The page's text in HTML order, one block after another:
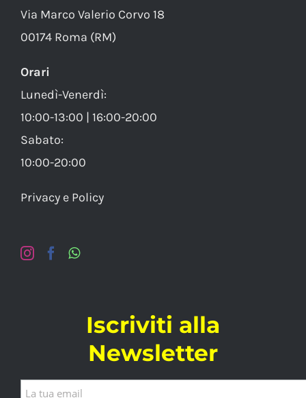
Via Marco Valerio Corvo 18
00174 Roma (RM)
Orari
Lunedì-Venerdì:
10:00-13:00 | 16:00-20:00
Sabato:
10:00-20:00
Privacy e Policy
Iscriviti alla
Newsletter